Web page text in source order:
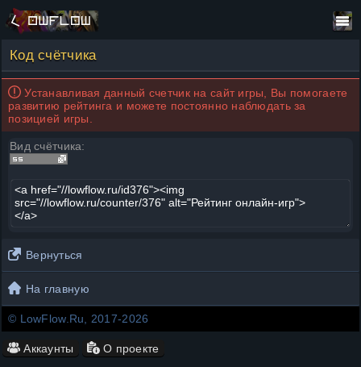
Код счётчика
Устанавливая данный счетчик на сайт игры, Вы помогаете
развитию рейтинга и можете постоянно наблюдать за
позицией игры.
Вид счётчика:
Вернуться
На главную
© LowFlow.Ru, 2017-2026
Аккаунты О проекте